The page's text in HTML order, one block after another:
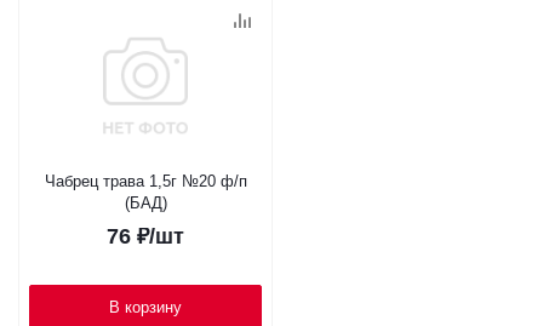
Чабрец трава 1,5г №20 ф/п
(БАД)
76 ₽/шт
В корзину